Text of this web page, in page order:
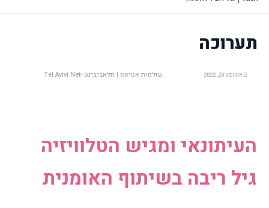
תערוכה
אוגוסט 29, 2022 שולמית אטיאס | תלאביבינט -Tel Avivi Net
העיתונאי ומגיש הטלוויזיה
גיל ריבה בשיתוף האומנית